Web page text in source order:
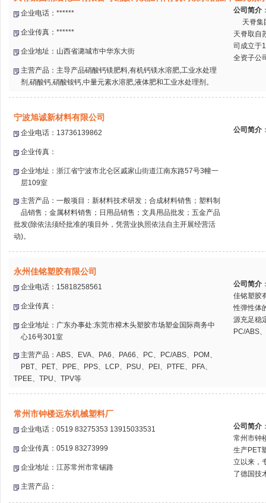
企业电话：******
企业传真：******
企业地址：山西省潞城市中华东大街
主营产品：主导产品硝酸钙镁肥料,有机钙镁水溶肥,工业水处理
剂,硝酸钙,硝酸铵钙,中量元素水溶肥,液体肥和工业水处理剂。
公司简介
天脊集
天脊取自
司成立于
全资子公
宁波旭诚新材料有限公司
企业电话：13736139862
企业传真：
企业地址：浙江省宁波市北仑区戚家山街道江南东路57号3幢一
层109室
主营产品：一般项目：新材料技术研发；合成材料销售；塑料制
品销售；金属材料销售；日用品销售；文具用品批发；五金产品
批发(除依法须经批准的项目外，凭营业执照依法自主开展经营活
动)。
公司简介
永州佳铭塑胶有限公司
企业电话：15818258561
企业传真：
企业地址：广东办事处:东莞市樟木头塑胶市场塑金国际商务中
心16号301室
主营产品：ABS、EVA、PA6、PA66、PC、PC/ABS、POM、
PBT、PET、PPE、PPS、LCP、PSU、PEI、PTFE、PFA、
TPEE、TPU、TPV等
公司简介
佳铭塑胶
性弹性体
源充足稳
PC/ABS
常州市钟楼远东机械塑料厂
企业电话：0519 83275353 13915033531
企业传真：0519 83273999
企业地址：江苏常州市常锡路
主营产品：
公司简介
常州市钟
生产PET
立以来，
了德国技